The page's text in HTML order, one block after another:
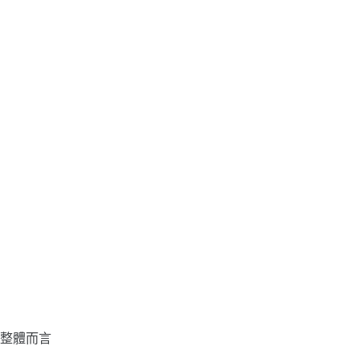
整體而言